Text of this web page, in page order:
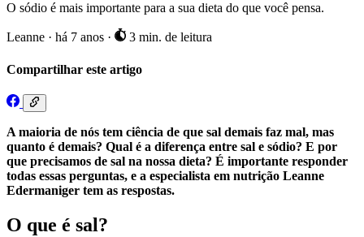
O sódio é mais importante para a sua dieta do que você pensa.
Leanne · há 7 anos · 3 min. de leitura
Compartilhar este artigo
A maioria de nós tem ciência de que sal demais faz mal, mas
quanto é demais? Qual é a diferença entre sal e sódio? E por
que precisamos de sal na nossa dieta? É importante responder
todas essas perguntas, e a especialista em nutrição Leanne
Edermaniger tem as respostas.
O que é sal?